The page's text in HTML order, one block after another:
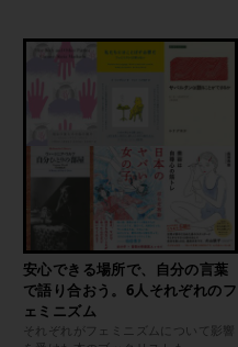
安心できる場所で、自分の言葉
で語り合おう。6人それぞれのフ
ェミニズム
それぞれがフェミニズムについて影響